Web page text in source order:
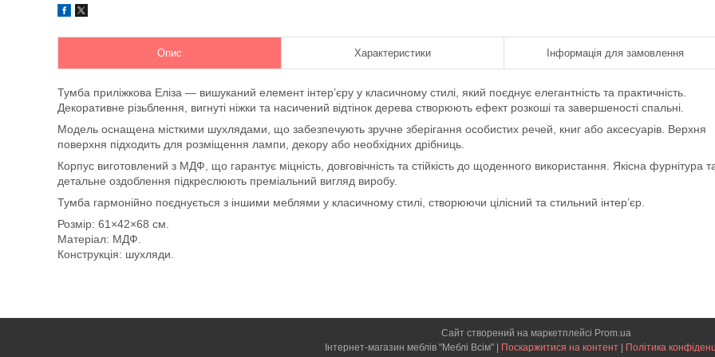
Опис Характеристики Інформація для замовлення
Тумба приліжкова Еліза — вишуканий елемент інтер’єру у класичному стилі, який поєднує елегантність та практичність.
Декоративне різьблення, вигнуті ніжки та насичений відтінок дерева створюють ефект розкоші та завершеності спальні.
Модель оснащена місткими шухлядами, що забезпечують зручне зберігання особистих речей, книг або аксесуарів. Верхня
поверхня підходить для розміщення лампи, декору або необхідних дрібниць.
Корпус виготовлений з МДФ, що гарантує міцність, довговічність та стійкість до щоденного використання. Якісна фурнітура
детальне оздоблення підкреслюють преміальний вигляд виробу.
Тумба гармонійно поєднується з іншими меблями у класичному стилі, створюючи цілісний та стильний інтер’єр.
Розмір: 61×42×68 см.
Матеріал: МДФ.
Конструкція: шухляди.
Сайт створений на маркетплейсі Prom.ua
Поскаржитися на контент
Політика